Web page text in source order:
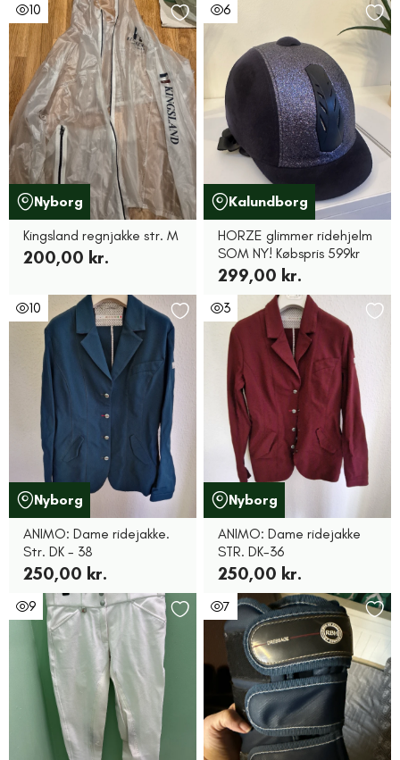
10
Nyborg
Kingsland regnjakke str. M
200,00 kr.
6
Kalundborg
HORZE glimmer ridehjelm
SOM NY! Købspris 599kr
299,00 kr.
10
Nyborg
ANIMO: Dame ridejakke.
Str. DK - 38
250,00 kr.
3
Nyborg
ANIMO: Dame ridejakke
STR. DK-36
250,00 kr.
9 7